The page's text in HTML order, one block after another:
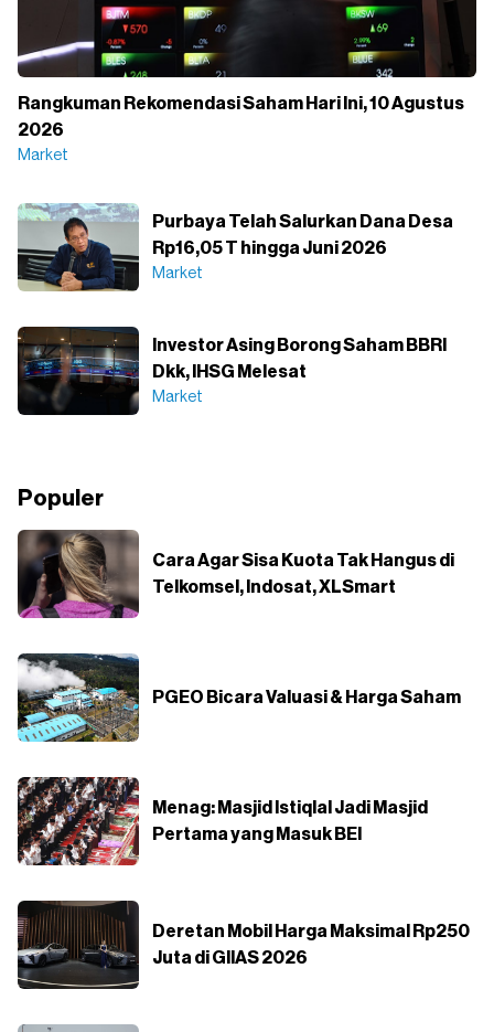
Rangkuman Rekomendasi Saham Hari Ini, 10 Agustus
2026
Market
Purbaya Telah Salurkan Dana Desa
Rp16,05 T hingga Juni 2026
Market
Investor Asing Borong Saham BBRI
Dkk, IHSG Melesat
Market
Populer
Cara Agar Sisa Kuota Tak Hangus di
Telkomsel, Indosat, XLSmart
PGEO Bicara Valuasi & Harga Saham
Menag: Masjid Istiqlal Jadi Masjid
Pertama yang Masuk BEI
Deretan Mobil Harga Maksimal Rp250
Juta di GIIAS 2026